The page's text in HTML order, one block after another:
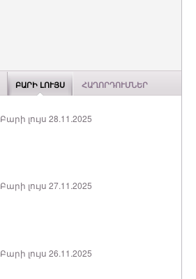
ԲԱՐԻ ԼՈՒՅՍ ՀԱՂՈՐԴՈՒՄՆԵՐ
Բարի լույս 28.11.2025
Բարի լույս 27.11.2025
Բարի լույս 26.11.2025